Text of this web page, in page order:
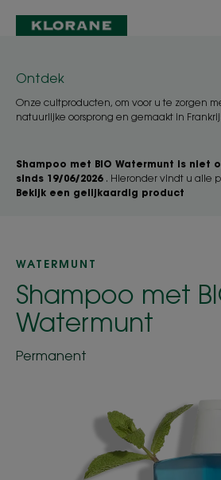
Shampoo met BIO Watermunt is niet
sinds 19/06/2026 . Hieronder vindt u alle
Bekijk een gelijkaardig product
Ontdek
Onze cultproducten, om voor u te zorgen
natuurlijke oorsprong en gemaakt in
WATERMUNT
Shampoo met
Watermunt
Permanent